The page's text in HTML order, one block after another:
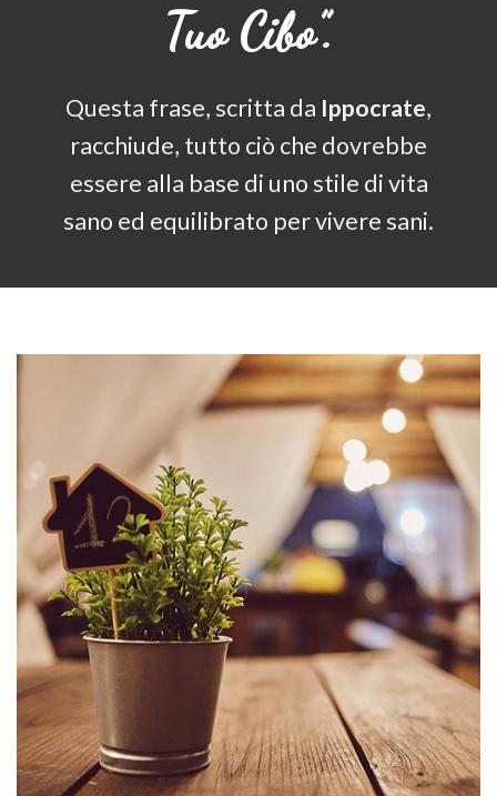
Tuo Cibo”.
Questa frase, scritta da Ippocrate,
racchiude, tutto ciò che dovrebbe
essere alla base di uno stile di vita
sano ed equilibrato per vivere sani.